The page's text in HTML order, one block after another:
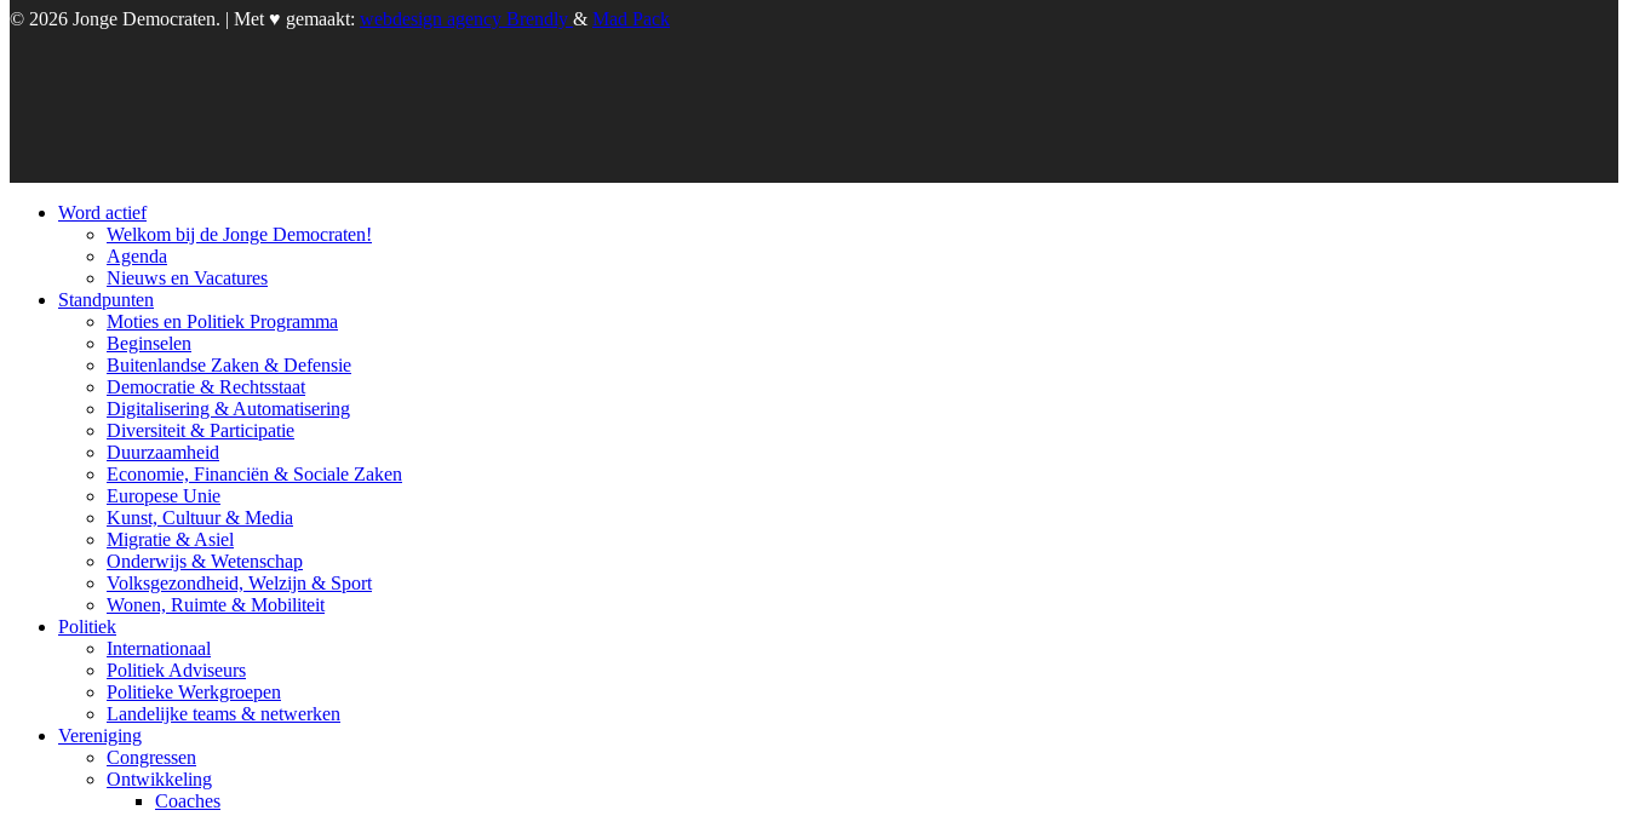
© 2026 Jonge Democraten. | Met ♥︎ gemaakt: webdesign agency Brendly & Mad Pack
Word actief
Welkom bij de Jonge Democraten!
Agenda
Nieuws en Vacatures
Standpunten
Moties en Politiek Programma
Beginselen
Buitenlandse Zaken & Defensie
Democratie & Rechtsstaat
Digitalisering & Automatisering
Diversiteit & Participatie
Duurzaamheid
Economie, Financiën & Sociale Zaken
Europese Unie
Kunst, Cultuur & Media
Migratie & Asiel
Onderwijs & Wetenschap
Volksgezondheid, Welzijn & Sport
Wonen, Ruimte & Mobiliteit
Politiek
Internationaal
Politiek Adviseurs
Politieke Werkgroepen
Landelijke teams & netwerken
Vereniging
Congressen
Ontwikkeling
Coaches